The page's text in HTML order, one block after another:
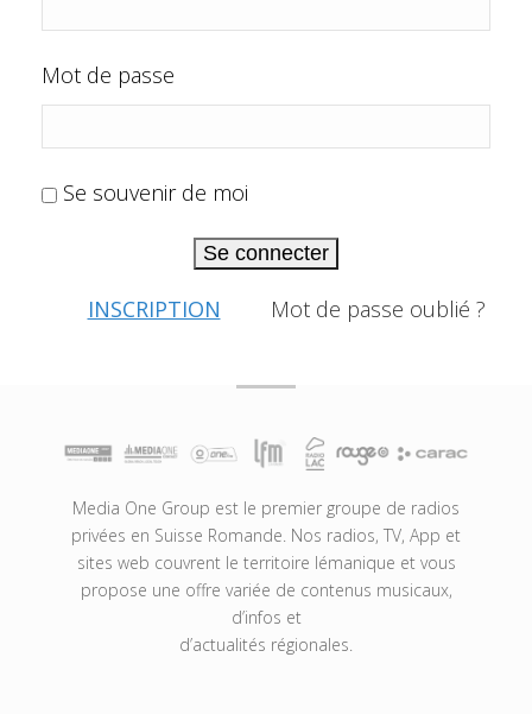
Mot de passe
Se souvenir de moi
Se connecter
INSCRIPTION Mot de passe oublié ?
Media One Group est le premier groupe de radios
privées en Suisse Romande. Nos radios, TV, App et
sites web couvrent le territoire lémanique et vous
propose une offre variée de contenus musicaux,
d’infos et
d’actualités régionales.